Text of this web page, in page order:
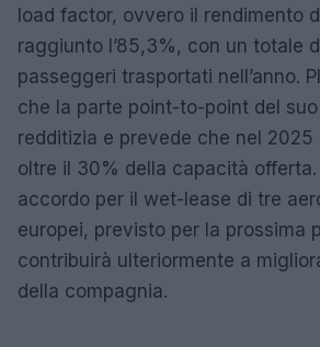
load factor, ovvero il rendimento
raggiunto l’85,3%, con un totale
passeggeri trasportati nell’anno.
che la parte point-to-point del
redditizia e prevede che nel 2025
oltre il 30% della capacità offerta.
accordo per il wet-lease di tre
europei, previsto per la prossima
contribuirà ulteriormente a
della compagnia.